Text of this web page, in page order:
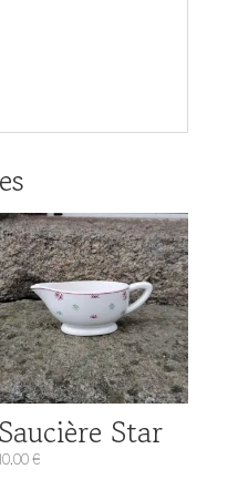
Saucière Star
€